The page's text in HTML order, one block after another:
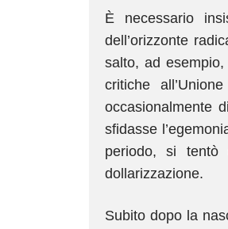
È necessario
dell’orizzonte
salto, ad
critiche
occasionalmente
sfidasse
periodo, si tentò
dollarizzazione.
Subito dopo la